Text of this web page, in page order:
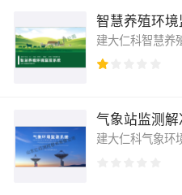
智慧养殖环境
气象站监测解